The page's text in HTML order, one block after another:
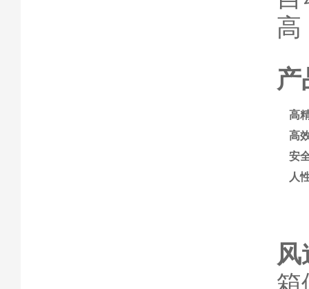
高
产
高
高
安
人